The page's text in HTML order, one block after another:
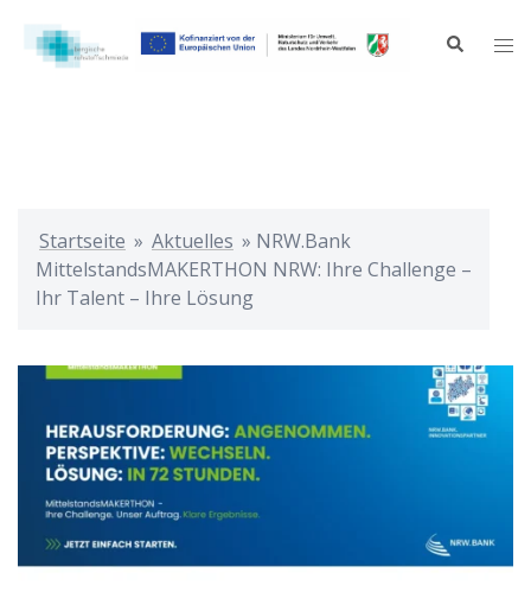
Inhalt
springen
Suche
Startseite » Aktuelles » NRW.Bank
MittelstandsMAKERTHON NRW: Ihre Challenge –
Ihr Talent – Ihre Lösung